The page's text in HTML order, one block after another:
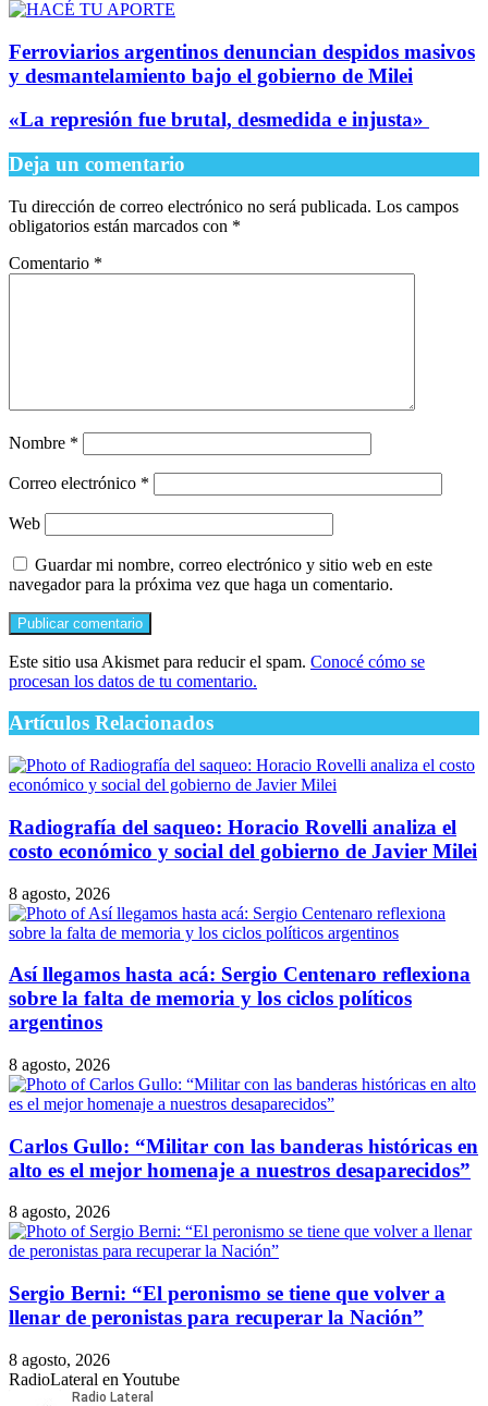
Ferroviarios argentinos denuncian despidos masivos
y desmantelamiento bajo el gobierno de Milei
​«La represión fue brutal, desmedida e injusta»
Deja un comentario
Tu dirección de correo electrónico no será publicada. Los campos
obligatorios están marcados con *
Comentario *
Nombre *
Correo electrónico *
Web
Guardar mi nombre, correo electrónico y sitio web en este
navegador para la próxima vez que haga un comentario.
Este sitio usa Akismet para reducir el spam. Conocé cómo se
procesan los datos de tu comentario.
Artículos Relacionados
Radiografía del saqueo: Horacio Rovelli analiza el
costo económico y social del gobierno de Javier Milei
8 agosto, 2026
Así llegamos hasta acá: Sergio Centenaro reflexiona
sobre la falta de memoria y los ciclos políticos
argentinos
8 agosto, 2026
Carlos Gullo: “Militar con las banderas históricas en
alto es el mejor homenaje a nuestros desaparecidos”
8 agosto, 2026
Sergio Berni: “El peronismo se tiene que volver a
llenar de peronistas para recuperar la Nación”
8 agosto, 2026
RadioLateral en Youtube